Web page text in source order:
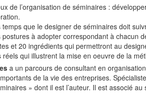
de l’organisation de séminaires :
temps que le designer de séminaires doit
postures à adopter correspondant à chacun
et 20 ingrédients qui permettront au
réels qui illustrent la mise en oeuvre de la
a un parcours de consultant en
de la vie des entreprises.
» dont il est l’auteur. Il est associé